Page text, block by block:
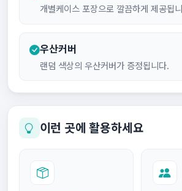
개별케이스 포장으로 깔끔하게 제공됩
우산커버
랜덤 색상의 우산커버가 증정됩니다.
이런 곳에 활용하세요